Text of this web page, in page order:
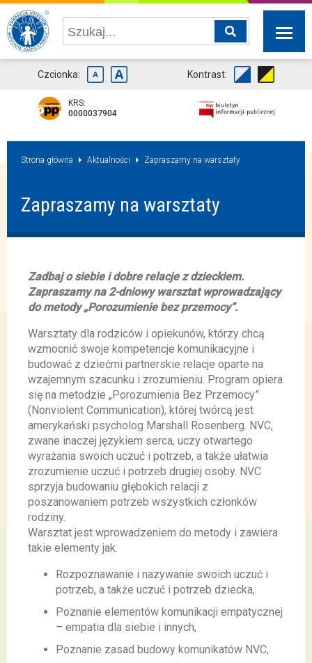
Czcionka: Kontrast:
KRS:
0000037904
Strona główna Aktualności Zapraszamy na warsztaty
Zapraszamy na warsztaty
Zadbaj o siebie i dobre relacje z dzieckiem.
Zapraszamy na 2-dniowy warsztat wprowadzający
do metody „Porozumienie bez przemocy”.
Warsztaty dla rodziców i opiekunów, którzy chcą
wzmocnić swoje kompetencje komunikacyjne i
budować z dziećmi partnerskie relacje oparte na
wzajemnym szacunku i zrozumieniu. Program opiera
się na metodzie „Porozumienia Bez Przemocy”
(Nonviolent Communication), której twórcą jest
amerykański psycholog Marshall Rosenberg. NVC,
zwane inaczej językiem serca, uczy otwartego
wyrażania swoich uczuć i potrzeb, a także ułatwia
zrozumienie uczuć i potrzeb drugiej osoby. NVC
sprzyja budowaniu głębokich relacji z
poszanowaniem potrzeb wszystkich członków
rodziny.
Warsztat jest wprowadzeniem do metody i zawiera
takie elementy jak:
Rozpoznawanie i nazywanie swoich uczuć i
potrzeb, a także uczuć i potrzeb dziecka,
Poznanie elementów komunikacji empatycznej
– empatia dla siebie i innych,
Poznanie zasad budowy komunikatów NVC,